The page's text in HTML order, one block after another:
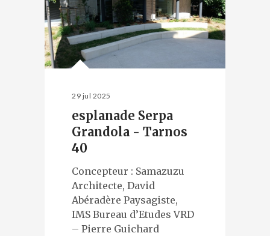
29 jul 2025
esplanade Serpa
Grandola - Tarnos
40
Concepteur : Samazuzu
Architecte, David
Abéradère Paysagiste,
IMS Bureau d’Etudes VRD
– Pierre Guichard